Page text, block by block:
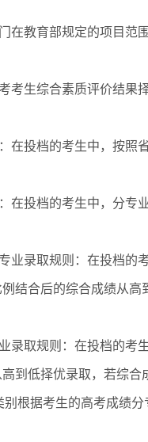
在教育部规定的项目范
考生综合素质评价结果
在投档的考生中，按照
在投档的考生中，分专
业录取规则：在投档的
结合后的综合成绩从
录取规则：在投档的考
到低择优录取，若综
根据考生的高考成绩